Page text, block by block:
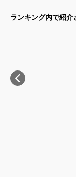
ランキング内で紹